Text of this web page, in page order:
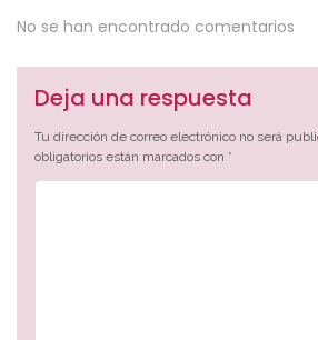
No se han encontrado comentarios
Deja una respuesta
Tu dirección de correo electrónico no será
obligatorios están marcados con *